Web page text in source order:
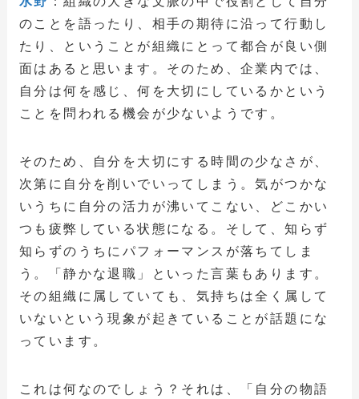
のことを語ったり、相手の期待に沿って行動し
たり、ということが組織にとって都合が良い側
面はあると思います。そのため、企業内では、
自分は何を感じ、何を大切にしているかという
ことを問われる機会が少ないようです。
そのため、自分を大切にする時間の少なさが、
次第に自分を削いでいってしまう。気がつかな
いうちに自分の活力が沸いてこない、どこかい
つも疲弊している状態になる。そして、知らず
知らずのうちにパフォーマンスが落ちてしま
う。「静かな退職」といった言葉もあります。
その組織に属していても、気持ちは全く属して
いないという現象が起きていることが話題にな
っています。
これは何なのでしょう？それは、「自分の物語